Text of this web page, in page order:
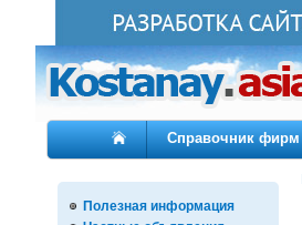
Справочник фирм
Полезная информация